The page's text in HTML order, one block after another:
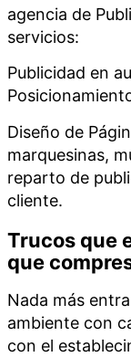
agencia de
servicios:
Publicidad en
Diseño de
marquesinas,
reparto de
cliente.
Trucos que
que
Nada más
ambiente con
con el